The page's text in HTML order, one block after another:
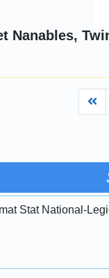
Nanables,
Stat National-